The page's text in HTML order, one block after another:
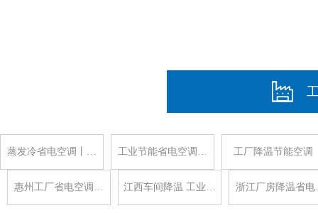
蒸发冷省电空调丨… 工业节能省电空调… 工厂降温节能空调
惠州工厂省电空调… 江西车间降温 工业… 浙江厂房降温省